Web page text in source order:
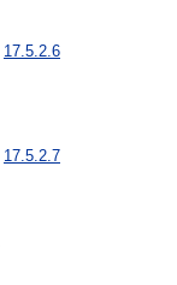
17.5.2.6
17.5.2.7